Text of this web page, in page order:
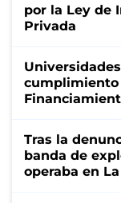
por la Ley de
Privada
cumplimiento
Tras la
banda de
operaba en